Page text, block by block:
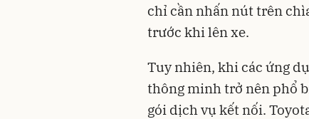
chỉ cần nhấn nút trên
trước khi lên xe.
Tuy nhiên, khi các ứng
thông minh trở nên phổ
gói dịch vụ kết nối.